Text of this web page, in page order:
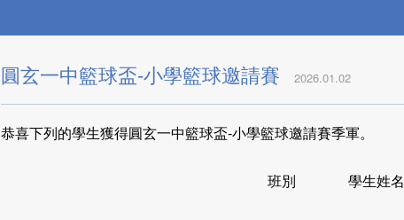
圓玄一中籃球盃-小學籃球邀請賽 2026.01.02
恭喜下列的學生獲得圓玄一中籃球盃-小學籃球邀請賽季軍。
班別 學生姓名